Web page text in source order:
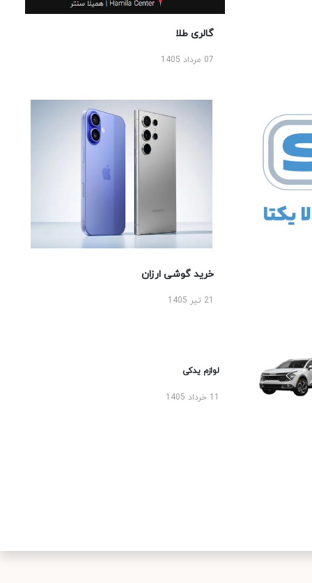
گالری طلا
07 مرداد 1405
خرید گوشی ارزان
لوازم یدکی